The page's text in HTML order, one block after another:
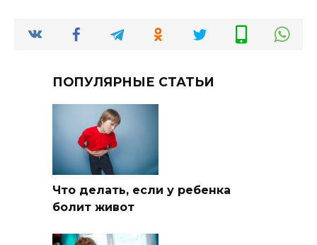
ПОПУЛЯРНЫЕ СТАТЬИ
Что делать, если у ребенка
болит живот